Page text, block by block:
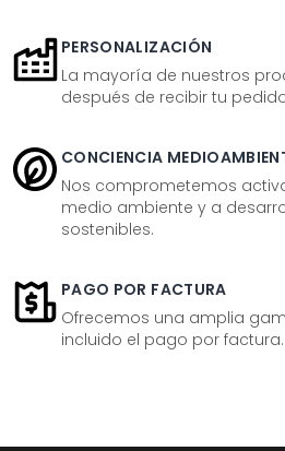
PERSONALIZACIÓN
La mayoría de nuestros
después de recibir tu
CONCIENCIA
Nos comprometemos
medio ambiente y a
sostenibles.
PAGO POR FACTURA
Ofrecemos una amplia
incluido el pago por factura.